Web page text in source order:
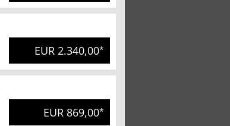
EUR 2.340,00*
EUR 869,00*